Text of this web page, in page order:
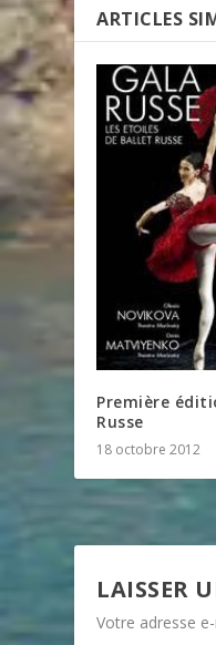
ARTICLES
Première
Russe
18 octobre 2012
LAISSER
Votre adresse